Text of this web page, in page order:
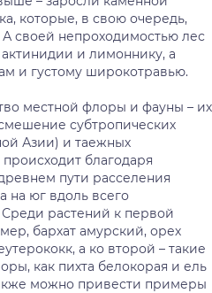
которые, в свою очередь,
своей непроходимостью лес
и лимоннику, а
и густому широкотравью.
местной флоры и фауны – их
субтропических
Азии) и таежных
благодаря
пути расселения
на юг вдоль всего
растений к первой
бархат амурский, орех
а ко второй – такие
как пихта белокорая и ель
можно привести примеры